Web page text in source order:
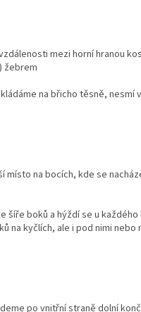
mezi horní hranou
žebrem
na břicho těsně, nesmí
místo na bocích, kde se
šíře boků a hýždí se u každého
na kyčlích, ale i pod nimi nebo
po vnitřní straně dolní